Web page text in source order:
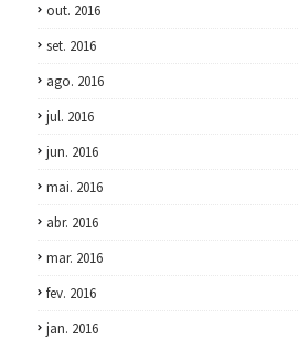
out. 2016
set. 2016
ago. 2016
jul. 2016
jun. 2016
mai. 2016
abr. 2016
mar. 2016
fev. 2016
jan. 2016